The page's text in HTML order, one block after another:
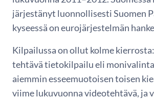
järjestänyt luonnollisesti Suomen
kyseessä on eurojärjestelmän
Kilpailussa on ollut kolme
tehtävä tietokilpailu eli
aiemmin esseemuotoisen toisen
viime lukuvuonna videotehtävä, ja